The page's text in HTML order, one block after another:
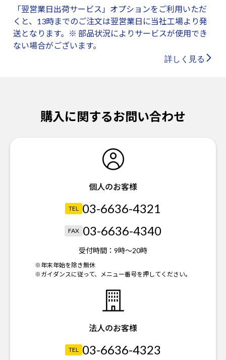
「翌営業日出荷サービス」オプションをご利用いただ
くと、13時までのご注文は翌営業日に当社工場より発
送となります。※ 部品状況によりサービスが使用でき
ない場合がございます。
詳しく見る
購入に関するお問い合わせ
個人のお客様
TEL 03-6636-4321
FAX 03-6636-4340
受付時間： 9時～20時
※年末年始を除き無休
※ガイダンスに従って、メニュー番号を押してください。
法人のお客様
TEL 03-6636-4323